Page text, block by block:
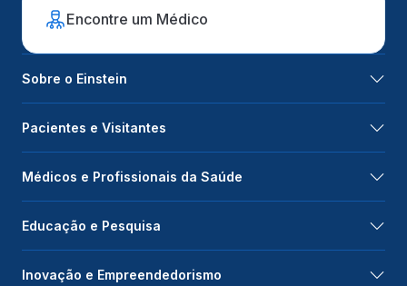
Encontre um Médico
Sobre o Einstein
Pacientes e Visitantes
Médicos e Profissionais da Saúde
Educação e Pesquisa
Inovação e Empreendedorismo